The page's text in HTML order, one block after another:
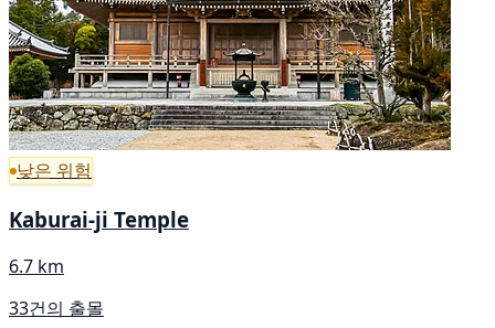
낮은 위험
Kaburai-ji Temple
6.7 km
33건의 출몰